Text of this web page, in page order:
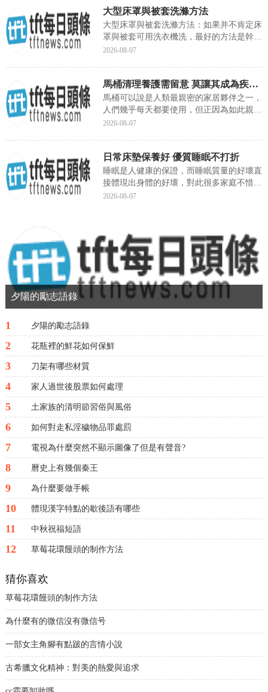
的一個标準是什麼呢，估計這個是沒有多少
人知道的，隻是知道有機蔬菜好。有機蔬菜
好在哪裡這個大家要知道，有機蔬菜的...
大型床罩與被套洗滌方法
大型床罩與被套洗滌方法：如果并不肯定床
罩與被套可用洗衣機洗，最好的方法是幹
洗，以免縮水。但必須先行過水及脫水，這
2026-08-07
馬桶清理養護需留意 莫讓其成為疾病之源
馬桶可以說是人類最親密的家居夥伴之一，
人們幾乎每天都要使用，但正因為如此親密
的關系，使用稍不留意，它也可能成為疾病
32%的馬桶上有痢疾杆菌，其中一種名
為'宋内'的痢疾杆菌在馬桶圈上存活的時間
長達17天；另一份實...
2026-08-07
日常床墊保養好 優質睡眠不打折
睡眠是人健康的保證，而睡眠質量的好壞直
接體現出身體的好壞，對此很多家庭不惜耗
費大量資金選購很好的床墊、床單等床具，
還會對睡眠質量産生負面影響。下面就和小
編一起來看看日常床墊保養的方法吧。...
2026-08-07
夕陽的勵志語錄
1 夕陽的勵志語錄
2 花瓶裡的鮮花如何保鮮
3 刀架有哪些材質
4 家人過世後股票如何處理
5 土家族的清明節習俗與風俗
6 如何對走私淫穢物品罪處罰
7 電視為什麼突然不顯示圖像了但是有聲音?
8 曆史上有幾個秦王
9 為什麼要做手帳
10 體現漢字特點的歇後語有哪些
11 中秋祝福短語
12 草莓花環饅頭的制作方法
猜你喜欢
草莓花環饅頭的制作方法
為什麼有的微信沒有微信号
一部女主角腳有點跛的言情小說
古希臘文化精神：對美的熱愛與追求